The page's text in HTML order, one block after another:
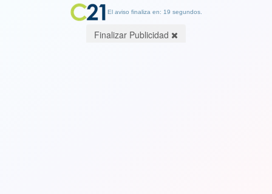
El aviso finaliza en: 19 segundos.
Finalizar Publicidad